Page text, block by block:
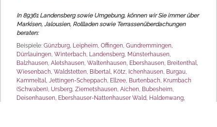
In 89361 Landensberg sowie Umgebung, können wir Sie immer über
Markisen, Jalousien, Rollladen sowie Terrassenüberdachungen
beraten:
Beispiele:Günzburg, Leipheim,Offingen,Gundremmingen,
Dürrlauingen,Winterbach, Landensberg, Münsterhausen,
Balzhausen,Aletshausen,Waltenhausen, Ebershausen, Breitenthal,
Wiesenbach,Waldstetten, Bibertal, Kötz, Ichenhausen, Burgau,
Kammeltal,Jettingen-Scheppach, Ellzee, Burtenbach, Krumbach
(Schwaben), Ursberg,Ziemetshausen,Aichen, Bubesheim,
Deisenhausen, Ebershauser-Nattenhauser Wald, Haldenwang,